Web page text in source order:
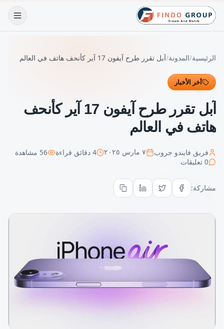
الرئيسية/المدونة/آبل تقرر طرح آيفون 17 آير كأنحف هاتف في العالم
أخر الأخبار
آبل تقرر طرح آيفون 17 آير كأنحف
هاتف في العالم
فريق فايندو جروب ٧ مارس ٢٠٢٥ 4 دقائق قراءة 56 مشاهدة
0 تعليقات
مشاركة: